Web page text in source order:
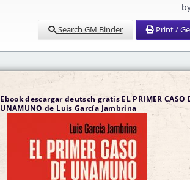
Search GM Binder Print /
Ebook descargar deutsch gratis EL PRIMER CASO
UNAMUNO de Luis García Jambrina